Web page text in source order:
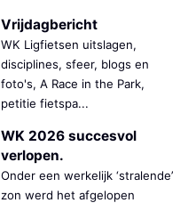
Vrijdagbericht
WK Ligfietsen uitslagen,
disciplines, sfeer, blogs en
foto's, A Race in the Park,
petitie fietspa...
WK 2026 succesvol
verlopen.
Onder een werkelijk ‘stralende’
zon werd het afgelopen